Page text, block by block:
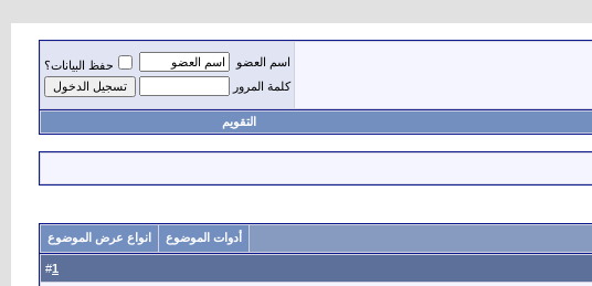
اسم العضو
حفظ البيانات؟
كلمة المرور
التقويم
أدوات الموضوع انواع عرض الموضوع
1